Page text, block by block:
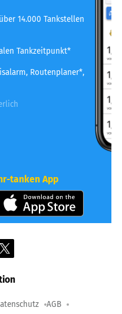
14.000 Tankstellen
Tankzeitpunkt*
Routenplaner*,
tanken App
AGB